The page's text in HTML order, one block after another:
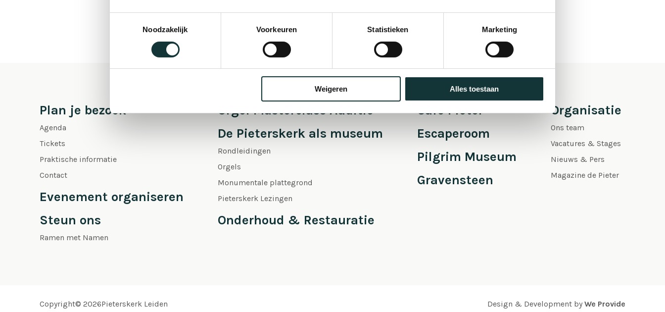
Noodzakelijk
Voorkeuren Statistieken Marketing
Weigeren Alles toestaan
Bekijk alle blogberichten
Plan je bezoek
Agenda
Tickets
Praktische informatie
Contact
Evenement organiseren
Steun ons
Ramen met Namen
Orgel Masterclass Auditie
De Pieterskerk als museum
Rondleidingen
Orgels
Monumentale plattegrond
Pieterskerk Lezingen
Onderhoud & Restauratie
Café Pieter
Escaperoom
Pilgrim Museum
Gravensteen
Organisatie
Ons team
Vacatures & Stages
Nieuws & Pers
Magazine de Pieter
Copyright© 2026Pieterskerk Leiden Design & Development by We Provide